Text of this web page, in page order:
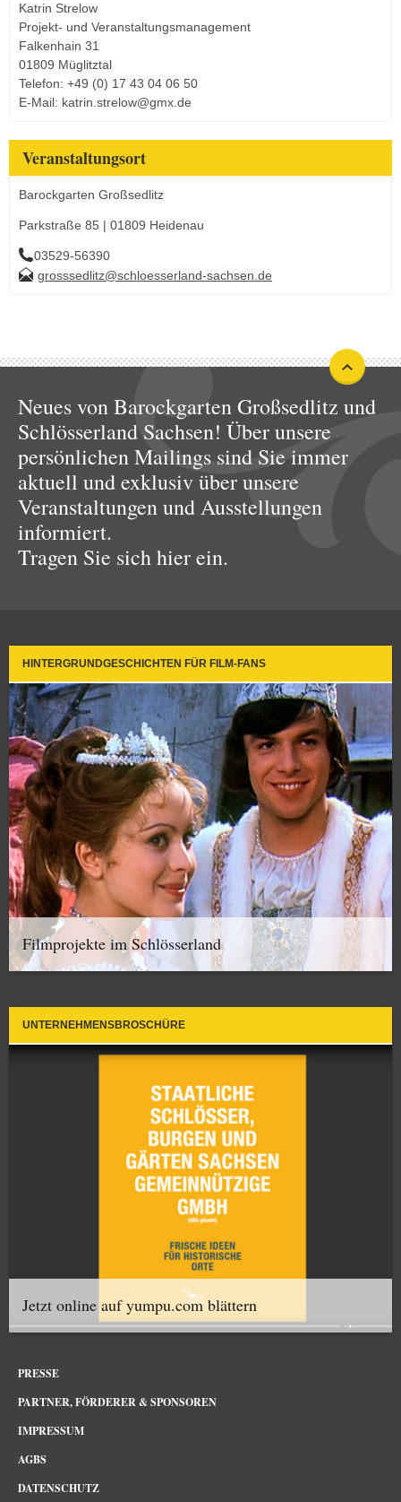
Katrin Strelow
Projekt- und Veranstaltungsmanagement
Falkenhain 31
01809 Müglitztal
Telefon: +49 (0) 17 43 04 06 50
E-Mail: katrin.strelow@gmx.de
Veranstaltungsort
Barockgarten Großsedlitz
Parkstraße 85 | 01809 Heidenau
03529-56390
grosssedlitz@schloesserland-sachsen.de
Neues von Barockgarten Großsedlitz und
Schlösserland Sachsen! Über unsere
persönlichen Mailings sind Sie immer
aktuell und exklusiv über unsere
Veranstaltungen und Ausstellungen
informiert.
Tragen Sie sich hier ein.
HINTERGRUNDGESCHICHTEN FÜR FILM-FANS
Filmprojekte im Schlösserland
UNTERNEHMENSBROSCHÜRE
Jetzt online auf yumpu.com blättern
PRESSE
PARTNER, FÖRDERER & SPONSOREN
IMPRESSUM
AGBS
DATENSCHUTZ